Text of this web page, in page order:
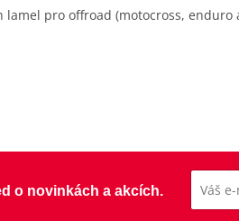
pro offroad (motocross, enduro
o novinkách a akcích.